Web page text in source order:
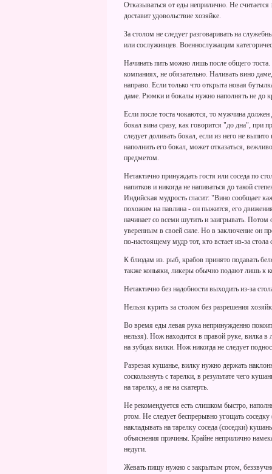
Отказываться от еды неприлично. Не
доставит удовольствие хозяйке.
За столом не следует разговаривать на
или сослуживцев. Военнослужащим
Начинать пить можно лишь после общего
компаниях, не обязательно. Наливать вино
направо. Если только что открыта новая
даме. Рюмки и бокалы нужно наполнять не до
Если после тоста чокаются, то мужчина
бокал вина сразу, как говорится "до дна", при
следует доливать бокал, если из него не
наполнить его бокал, может отказаться,
предметом.
Нетактично принуждать гостя или соседа по
напитков и никогда не напиваться до такой
Индийская мудрость гласит: "Вино сообщает
похожим на павлина - он пыжится, его
начинает со всеми шутить и заигрывать.
уверенным в своей силе. Но в заключение он
по-настоящему мудр тот, кто встает из-за
К блюдам из. рыб, крабов принято подавать
также коньяки, ликеры обычно подают лишь к
Нетактично без надобности выходить из-за
Нельзя курить за столом без разрешения
Во время еды левая рука непринужденно
нельзя). Нож находится в правой руке, вилка
на зубцах вилки. Нож никогда не следует
Разрезая кушанье, вилку нужно держать
соскользнуть с тарелки, в результате чего
на тарелку, а не на скатерть.
Не рекомендуется есть слишком быстро,
ртом. Не следует беспрерывно угощать
накладывать на тарелку соседа (соседки)
объяснения причины. Крайне неприлично
недуги.
Жевать пищу нужно с закрытым ртом,